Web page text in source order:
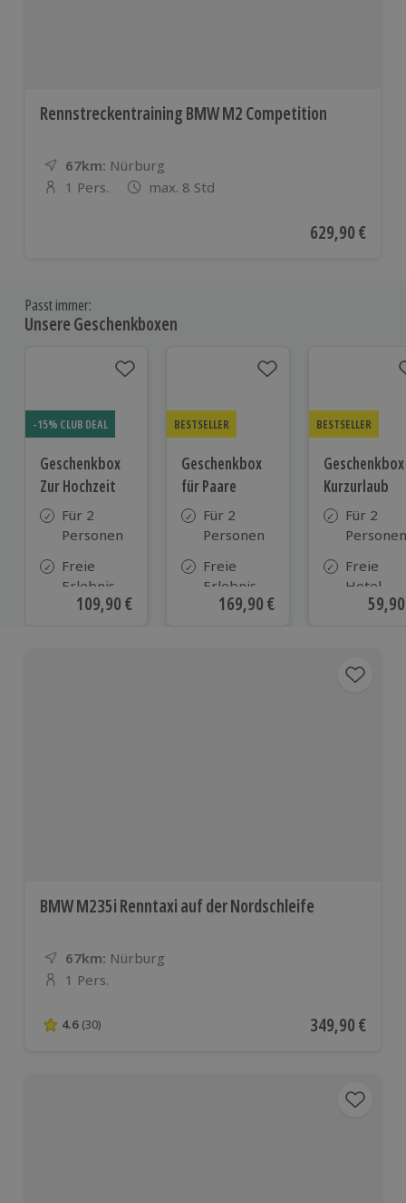
Rennstreckentraining BMW M2 Competition
67km: Entfernung
Standort
Nürburg
Anzahl der Teilnehmer
1 Pers. max. 8 Std
Aktueller Preis
629,90 €
Passt immer:
Unsere Geschenkboxen
-15% CLUB DEAL
Geschenkbox
Zur Hochzeit
Für 2
Personen
Freie
Erlebnis-
Auswahl
Aktueller Preis
109,90 €
BESTSELLER
Geschenkbox
für Paare
Für 2
Personen
Freie
Erlebnis-
Auswahl
Aktueller Preis
169,90 €
BESTSELLER
Geschenkbox
Kurzurlaub
Für 2
Personen
Freie
Hotel-
Auswahl
BMW M235i Renntaxi auf der Nordschleife
67km: Entfernung
Standort
Nürburg
Anzahl der Teilnehmer
1 Pers.
4.6 von 5 Sternen basierend auf 30 Bewertungen
4.6 (30) Aktueller Preis
349,90 €